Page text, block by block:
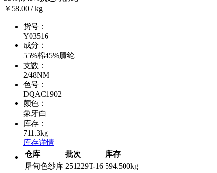
￥58.00 / kg
货号：
Y03516
成分：
55%棉45%腈纶
支数：
2/48NM
色号：
DQAC1902
颜色：
象牙白
库存：
711.3kg
库存详情
仓库
批次
库存
屠甸色纱库 251229T-16 594.500kg